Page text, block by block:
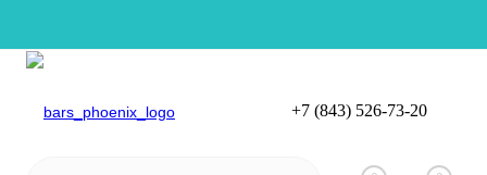
Вход
+7 (843) 526-73-20